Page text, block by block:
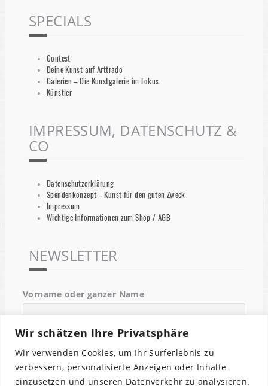
Wir schätzen Ihre Privatsphäre
Wir verwenden Cookies, um Ihr Surferlebnis zu
verbessern, personalisierte Anzeigen oder Inhalte
einzusetzen und unseren Datenverkehr zu analysieren.
SPECIALS
Contest
Deine Kunst auf Arttrado
Galerien – Die Kunstgalerie im Fokus.
Künstler
IMPRESSUM, DATENSCHUTZ &
CO
Datenschutzerklärung
Spendenkonzept – Kunst für den guten Zweck
Impressum
Wichtige Informationen zum Shop / AGB
NEWSLETTER
Vorname oder ganzer Name
Email